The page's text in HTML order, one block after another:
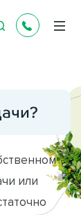
или